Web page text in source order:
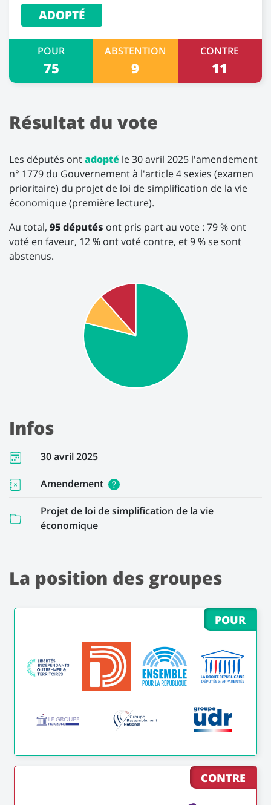
ADOPTÉ
POUR
75
ABSTENTION
9
CONTRE
11
Résultat du vote
Les députés ontadopté le 30 avril 2025 l'amendement
n° 1779 du Gouvernement à l'article 4 sexies (examen
prioritaire) du projet de loi de simplification de la vie
économique (première lecture).
Au total, 95 députés ont pris part au vote : 79 % ont
voté en faveur, 12 % ont voté contre, et 9 % se sont
abstenus.
Infos
30 avril 2025
Amendement
Projet de loi de simplification de la vie
économique
La position des groupes
POUR
CONTRE